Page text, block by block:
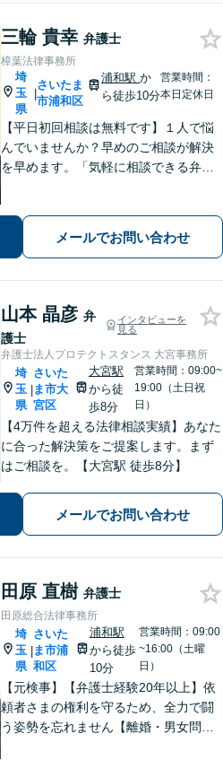
三輪 貴幸 弁護士
樟葉法律事務所
埼
玉
県
|
さいたま
市浦和区
浦和駅か
ら徒歩10分
営業時間：
本日定休日
【平日初回相談は無料です】１人で悩
んでいませんか？早めのご相談が解決
を早めます。「気軽に相談できる弁護
かした迅速な行動力でサポートしま
す。まずはお気軽にご相談ください。
メールでお問い合わせ
山本 晶彦 弁
護士
インタビューを
見る
弁護士法人プロテクトスタンス 大宮事務所
埼
玉
県
|
さいた
ま市大
宮区
大宮駅
から徒
歩8分
営業時間：09:00~
19:00（土日祝
日）
【4万件を超える法律相談実績】あなた
に合った解決策をご提案します。まず
はご相談を。【大宮駅 徒歩8分】
メールでお問い合わせ
田原 直樹 弁護士
田原総合法律事務所
埼
玉
県
|
さいた
ま市浦
和区
浦和駅
から徒歩
10分
営業時間：09:00
~16:00（土曜
日）
【元検事】【弁護士経験20年以上】依
頼者さまの権利を守るため、全力で闘
う姿勢を忘れません【離婚・男女問